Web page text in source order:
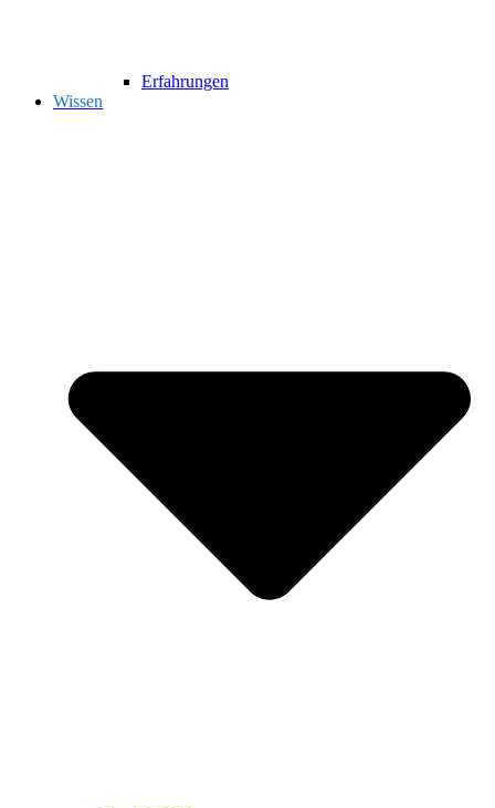
Erfahrungen
Wissen